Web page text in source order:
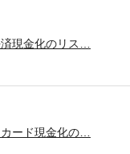
現金化のリス…
ード現金化の…